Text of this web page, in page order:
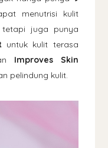
menutrisi kulit
juga punya
untuk kulit terasa
Improves Skin
pelindung kulit.